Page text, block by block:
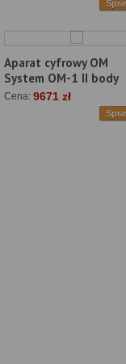
Aparat cyfrowy OM
System OM-1 II body
Cena: 9671 zł